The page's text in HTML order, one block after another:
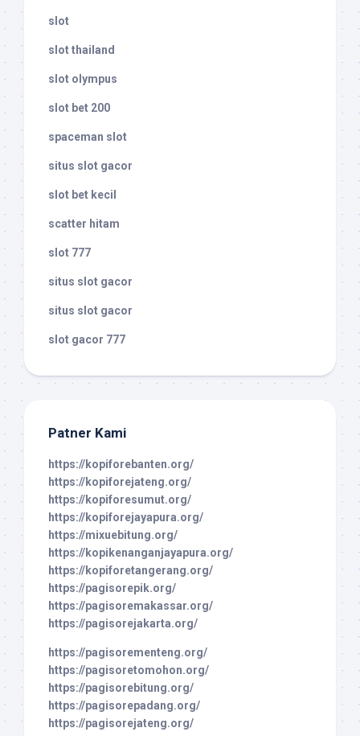
slot
slot thailand
slot olympus
slot bet 200
spaceman slot
situs slot gacor
slot bet kecil
scatter hitam
slot 777
situs slot gacor
situs slot gacor
slot gacor 777
Patner Kami
https://kopiforebanten.org/
https://kopiforejateng.org/
https://kopiforesumut.org/
https://kopiforejayapura.org/
https://mixuebitung.org/
https://kopikenanganjayapura.org/
https://kopiforetangerang.org/
https://pagisorepik.org/
https://pagisoremakassar.org/
https://pagisorejakarta.org/
https://pagisorementeng.org/
https://pagisoretomohon.org/
https://pagisorebitung.org/
https://pagisorepadang.org/
https://pagisorejateng.org/